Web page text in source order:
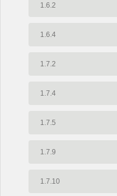
1.6.2
1.6.4
1.7.2
1.7.4
1.7.5
1.7.9
1.7.10